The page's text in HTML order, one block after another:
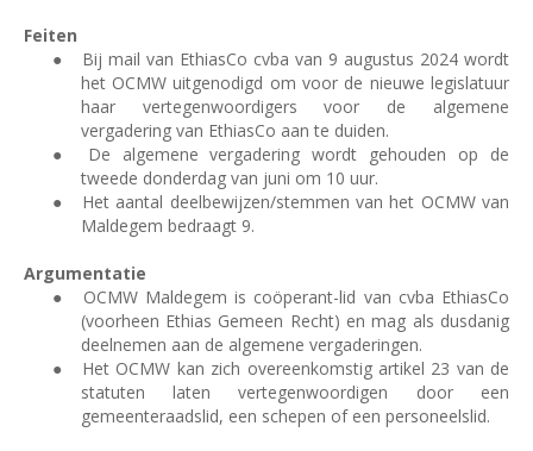
Feiten
●
Bij mail van EthiasCo cvba van 9 augustus 2024 wordt
het OCMW uitgenodigd om voor de nieuwe legislatuur
haar vertegenwoordigers voor de algemene
vergadering van EthiasCo aan te duiden.
●
De algemene vergadering wordt gehouden op de
tweede donderdag van juni om 10 uur.
●
Het aantal deelbewijzen/stemmen van het OCMW van
Maldegem bedraagt 9.
Argumentatie
●
OCMW Maldegem is coöperant-lid van cvba EthiasCo
(voorheen Ethias Gemeen Recht) en mag als dusdanig
deelnemen aan de algemene vergaderingen.
●
Het OCMW kan zich overeenkomstig artikel 23 van de
statuten laten vertegenwoordigen door een
gemeenteraadslid, een schepen of een personeelslid.